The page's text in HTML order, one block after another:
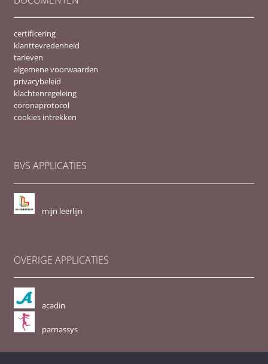
certificering
klanttevredenheid
tarieven
algemene voorwaarden
privacybeleid
klachtenregeleing
coronaprotocol
cookies intrekken
BVS APPLICATIES
mijn leerlijn
OVERIGE APPLICATIES
acadin
parnassys